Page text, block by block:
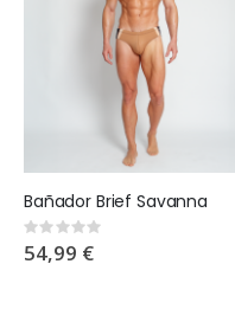
Bañador Brief Savanna
Rating:
0%
54,99 €